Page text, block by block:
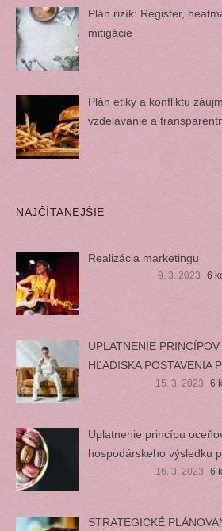
Plán rizík: Register,
mitigácie
Plán etiky a konfliktu
vzdelávanie a
NAJČÍTANEJŠIE
Realizácia marketingu
9. 3. 2023 6
UPLATNENIE
HĽADISKA POSTAVENIA
15. 3. 2023 6
Uplatnenie princípu
hospodárskeho výsledku
16. 3. 2023 6
STRATEGICKÉ